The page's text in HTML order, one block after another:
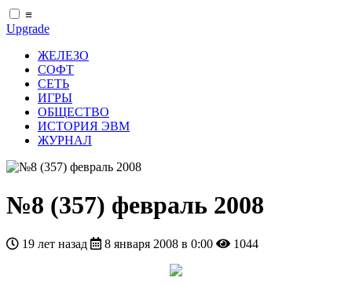
≡
Upgrade
ЖЕЛЕЗО
СОФТ
СЕТЬ
ИГРЫ
ОБЩЕСТВО
ИСТОРИЯ ЭВМ
ЖУРНАЛ
№8 (357) февраль 2008
19 лет назад 8 января 2008 в 0:00 1044